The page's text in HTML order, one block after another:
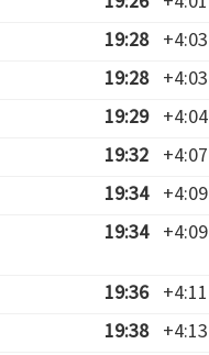
19:28 +4:03
19:28 +4:03
19:29 +4:04
19:32 +4:07
19:34 +4:09
19:34 +4:09
19:36 +4:11
19:38 +4:13